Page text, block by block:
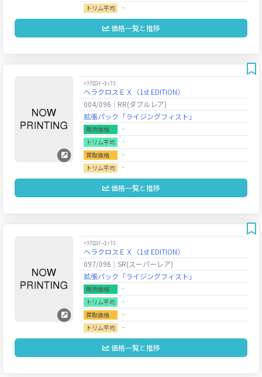
トリム平均 ‐
価格一覧と推移
ﾍﾗｸﾛｽｲｰｴｯｸｽ
ヘラクロスＥＸ（1st EDITION）
004/096
RR(ダブルレア)
拡張パック「ライジングフィスト」
販売価格 ‐
トリム平均 ‐
買取価格 ‐
トリム平均 ‐
価格一覧と推移
ﾍﾗｸﾛｽｲｰｴｯｸｽ
ヘラクロスＥＸ（1st EDITION）
097/096
SR(スーパーレア)
拡張パック「ライジングフィスト」
販売価格 ‐
トリム平均 ‐
買取価格 ‐
トリム平均 ‐
価格一覧と推移